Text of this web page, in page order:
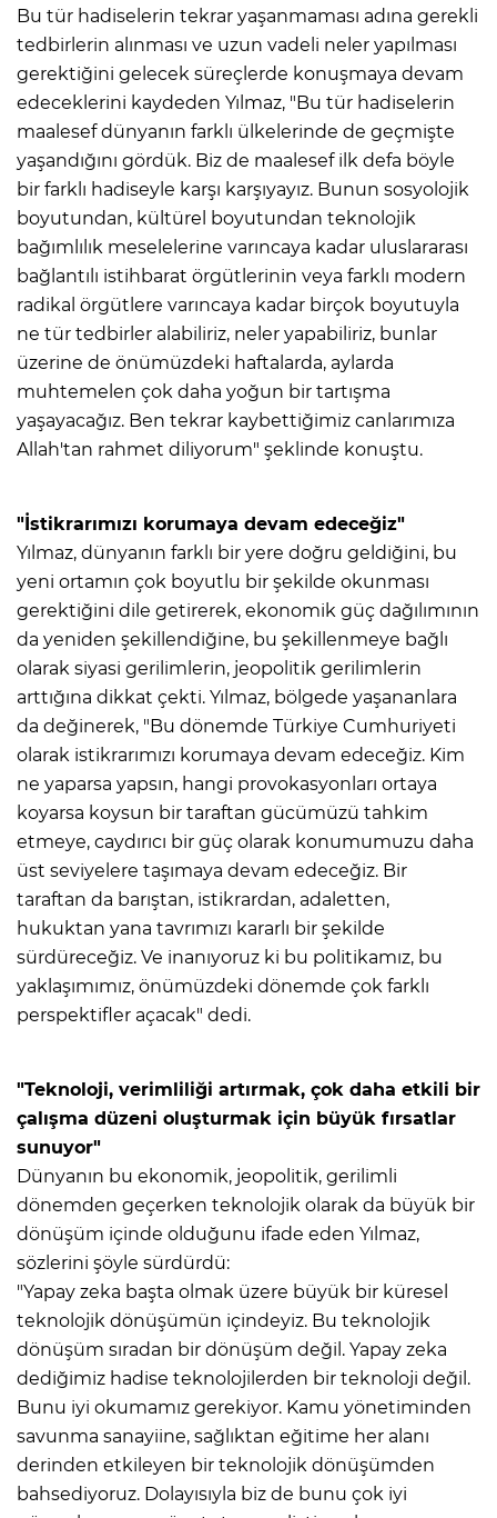
Bu tür hadiselerin tekrar yaşanmaması adına gerekli
tedbirlerin alınması ve uzun vadeli neler yapılması
gerektiğini gelecek süreçlerde konuşmaya devam
edeceklerini kaydeden Yılmaz, "Bu tür hadiselerin
maalesef dünyanın farklı ülkelerinde de geçmişte
yaşandığını gördük. Biz de maalesef ilk defa böyle
bir farklı hadiseyle karşı karşıyayız. Bunun sosyolojik
boyutundan, kültürel boyutundan teknolojik
bağımlılık meselelerine varıncaya kadar uluslararası
bağlantılı istihbarat örgütlerinin veya farklı modern
radikal örgütlere varıncaya kadar birçok boyutuyla
ne tür tedbirler alabiliriz, neler yapabiliriz, bunlar
üzerine de önümüzdeki haftalarda, aylarda
muhtemelen çok daha yoğun bir tartışma
yaşayacağız. Ben tekrar kaybettiğimiz canlarımıza
Allah'tan rahmet diliyorum" şeklinde konuştu.
"İstikrarımızı korumaya devam edeceğiz"
Yılmaz, dünyanın farklı bir yere doğru geldiğini, bu
yeni ortamın çok boyutlu bir şekilde okunması
gerektiğini dile getirerek, ekonomik güç dağılımının
da yeniden şekillendiğine, bu şekillenmeye bağlı
olarak siyasi gerilimlerin, jeopolitik gerilimlerin
arttığına dikkat çekti. Yılmaz, bölgede yaşananlara
da değinerek, "Bu dönemde Türkiye Cumhuriyeti
olarak istikrarımızı korumaya devam edeceğiz. Kim
ne yaparsa yapsın, hangi provokasyonları ortaya
koyarsa koysun bir taraftan gücümüzü tahkim
etmeye, caydırıcı bir güç olarak konumumuzu daha
üst seviyelere taşımaya devam edeceğiz. Bir
taraftan da barıştan, istikrardan, adaletten,
hukuktan yana tavrımızı kararlı bir şekilde
sürdüreceğiz. Ve inanıyoruz ki bu politikamız, bu
yaklaşımımız, önümüzdeki dönemde çok farklı
perspektifler açacak" dedi.
"Teknoloji, verimliliği artırmak, çok daha etkili bir
çalışma düzeni oluşturmak için büyük fırsatlar
sunuyor"
Dünyanın bu ekonomik, jeopolitik, gerilimli
dönemden geçerken teknolojik olarak da büyük bir
dönüşüm içinde olduğunu ifade eden Yılmaz,
sözlerini şöyle sürdürdü:
"Yapay zeka başta olmak üzere büyük bir küresel
teknolojik dönüşümün içindeyiz. Bu teknolojik
dönüşüm sıradan bir dönüşüm değil. Yapay zeka
dediğimiz hadise teknolojilerden bir teknoloji değil.
Bunu iyi okumamız gerekiyor. Kamu yönetiminden
savunma sanayiine, sağlıktan eğitime her alanı
derinden etkileyen bir teknolojik dönüşümden
bahsediyoruz. Dolayısıyla biz de bunu çok iyi